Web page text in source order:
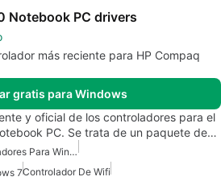
Notebook PC drivers
más reciente para HP Compaq
gratis para Windows
y oficial de los controladores para el
PC. Se trata de un paquete de…
Instalador De Controladores Para Windows 7
7Controlador De Wifi